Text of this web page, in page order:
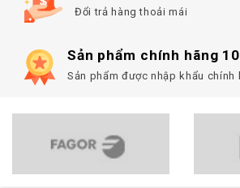
Đổi trả hàng thoải mái
Sản phẩm chính hãng
Sản phẩm được nhập khẩu chính